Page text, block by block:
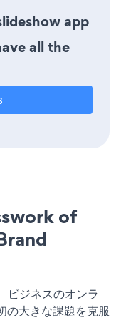
app
all the
of
ジネスのオンラ
の大きな課題を克服